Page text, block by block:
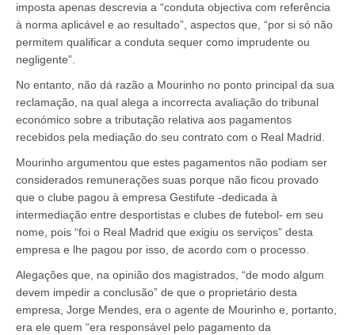
imposta apenas descrevia a “conduta objectiva com referência
à norma aplicável e ao resultado”, aspectos que, “por si só não
permitem qualificar a conduta sequer como imprudente ou
negligente”.
No entanto, não dá razão a Mourinho no ponto principal da sua
reclamação, na qual alega a incorrecta avaliação do tribunal
económico sobre a tributação relativa aos pagamentos
recebidos pela mediação do seu contrato com o Real Madrid.
Mourinho argumentou que estes pagamentos não podiam ser
considerados remunerações suas porque não ficou provado
que o clube pagou à empresa Gestifute -dedicada à
intermediação entre desportistas e clubes de futebol- em seu
nome, pois “foi o Real Madrid que exigiu os serviços” desta
empresa e lhe pagou por isso, de acordo com o processo.
Alegações que, na opinião dos magistrados, “de modo algum
devem impedir a conclusão” de que o proprietário desta
empresa, Jorge Mendes, era o agente de Mourinho e, portanto,
era ele quem “era responsável pelo pagamento da